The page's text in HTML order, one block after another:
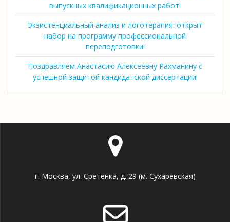
выпускных квалификационных работ!
Экзистенциальный анализ и логотерапия: открыт
набор на программу профессиональной
переподготовки!
Поздравляем Анастасию Алексеевну Рахманину с
успешной защитой кандидатской диссертации!
г. Москва, ул. Сретенка, д. 29 (м. Сухаревская)